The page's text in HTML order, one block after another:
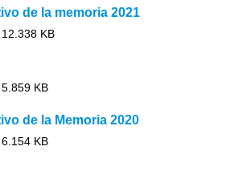
de la memoria 2021
12.338 KB
5.859 KB
de la Memoria 2020
6.154 KB